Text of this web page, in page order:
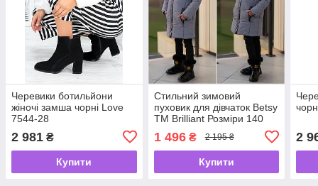
Черевики ботильйони
жіночі замша чорні Love
7544-28
2 981 ₴
Купити
Стильний зимовий
пуховик для дівчаток Betsy
ТМ Brilliant Розміри 140
1 496₴ 2 195 ₴
Купити
2